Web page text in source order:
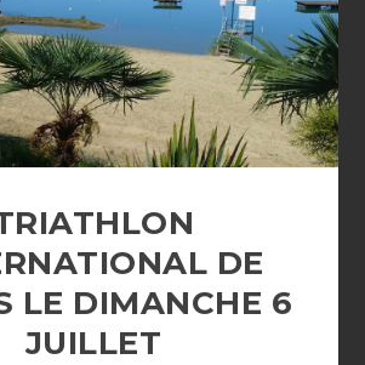
DE
LE DIMANCHE 6
JUILLET